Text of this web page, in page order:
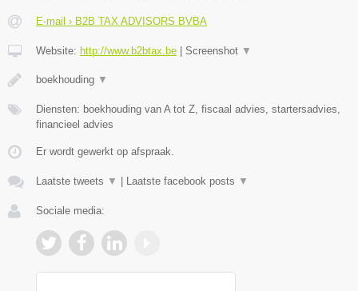
E-mail › B2B TAX ADVISORS BVBA
Website: http://www.b2btax.be Screenshot ▼
boekhouding ▼
Diensten: boekhouding van A tot Z, fiscaal advies, startersadvies,
financieel advies
Er wordt gewerkt op afspraak.
Laatste tweets ▼ Laatste facebook posts ▼
Sociale media: